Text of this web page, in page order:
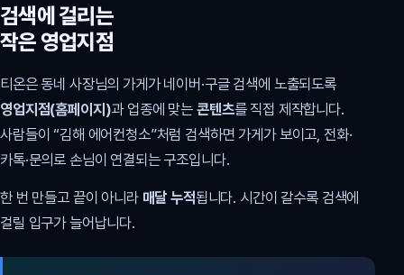
검색에 걸리는
작은 영업지점
티온은 동네 사장님의 가게가 네이버·구글 검색에 노출되도록
영업지점(홈페이지)과 업종에 맞는 콘텐츠를 직접 제작합니다.
사람들이 “김해 에어컨청소”처럼 검색하면 가게가 보이고, 전화·
카톡·문의로 손님이 연결되는 구조입니다.
한 번 만들고 끝이 아니라 매달 누적됩니다. 시간이 갈수록 검색에
걸릴 입구가 늘어납니다.